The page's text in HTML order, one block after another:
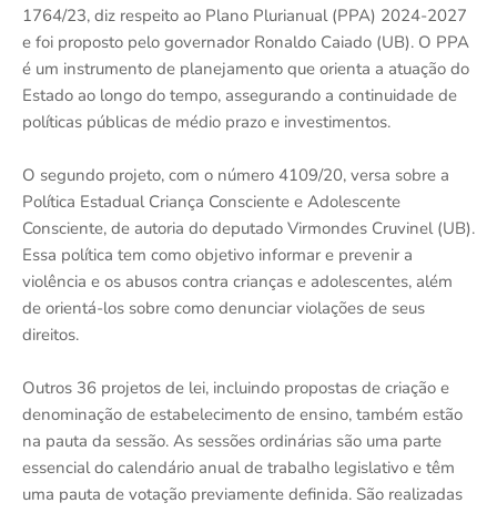
1764/23, diz respeito ao Plano Plurianual (PPA) 2024-2027
e foi proposto pelo governador Ronaldo Caiado (UB). O PPA
é um instrumento de planejamento que orienta a atuação do
Estado ao longo do tempo, assegurando a continuidade de
políticas públicas de médio prazo e investimentos.
O segundo projeto, com o número 4109/20, versa sobre a
Política Estadual Criança Consciente e Adolescente
Consciente, de autoria do deputado Virmondes Cruvinel (UB).
Essa política tem como objetivo informar e prevenir a
violência e os abusos contra crianças e adolescentes, além
de orientá-los sobre como denunciar violações de seus
direitos.
Outros 36 projetos de lei, incluindo propostas de criação e
denominação de estabelecimento de ensino, também estão
na pauta da sessão. As sessões ordinárias são uma parte
essencial do calendário anual de trabalho legislativo e têm
uma pauta de votação previamente definida. São realizadas